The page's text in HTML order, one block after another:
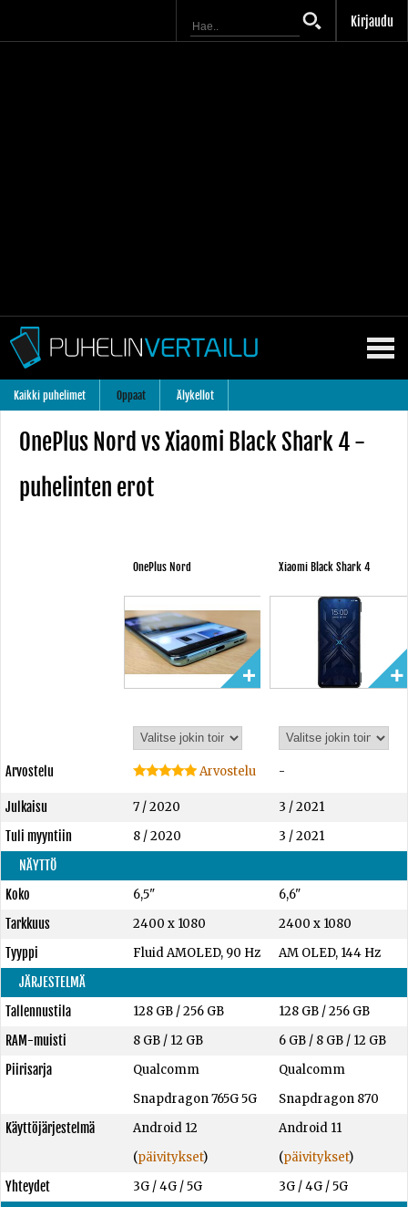
Kirjaudu
Kaikki puhelimet Oppaat Älykellot
OnePlus Nord vs Xiaomi Black Shark 4 -
puhelinten erot
OnePlus Nord Xiaomi Black Shark 4
Arvostelu Arvostelu -
Julkaisu 7 / 2020
3 / 2021
Tuli myyntiin
8 / 2020
3 / 2021
NÄYTTÖ
Koko
6,5"
6,6"
Tarkkuus
2400 x 1080
2400 x 1080
Tyyppi
Fluid AMOLED, 90 Hz
AM OLED, 144 Hz
JÄRJESTELMÄ
Tallennustila
128 GB/256 GB 128 GB /256 GB
RAM-muisti
8 GB/ 12 GB 6 GB / 8 GB / 12 GB
Piirisarja
Qualcomm
Snapdragon 765G 5G
Qualcomm
Snapdragon 870
Käyttöjärjestelmä
Android 12
(päivitykset)
Android 11
(päivitykset)
Yhteydet
3G / 4G / 5G
3G / 4G / 5G